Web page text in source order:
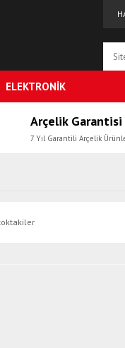
ELEKTRONİK
Arçelik Garantisi
7 Yıl Garantili Arçelik